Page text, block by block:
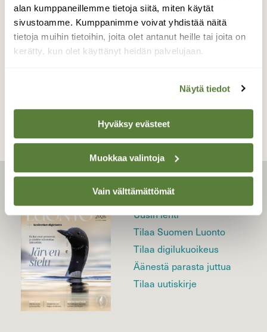
alan kumppaneillemme tietoja siitä, miten käytät
sivustoamme. Kumppanimme voivat yhdistää näitä
tietoja muihin tietoihin, joita olet antanut heille tai joita on
kerätty, kun olet käyttänyt heidän palvelujaan.
Näytä tiedot
Hyväksy evästeet
Muokkaa valintoja
Vain välttämättömät
Rentukkapuska täydessä loistossaan.
Valokuvaaja: Arja Valtonen, Holma Lahti 3.5.2025
LEHTI
Uusin lehti
Tilaa Suomen Luonto
Tilaa digilukuoikeus
Äänestä parasta juttua
Tilaa uutiskirje